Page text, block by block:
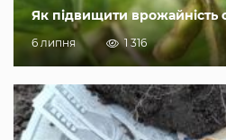
Як підвищити врожайність
6 липня 1 316